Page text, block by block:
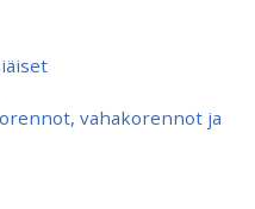
vahakorennot ja